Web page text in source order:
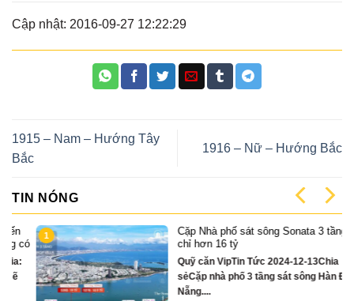
Cập nhật: 2016-09-27 12:22:29
1915 – Nam – Hướng Tây
Bắc
1916 – Nữ – Hướng Bắc
TIN NÓNG
1
Cặp Nhà phố sát sông Sonata 3 tầng
chỉ hơn 16 tỷ
Quỹ căn VipTin Tức 2024-12-13Chia
sẻCặp nhà phố 3 tầng sát sông Hàn Đà
Nẵng....